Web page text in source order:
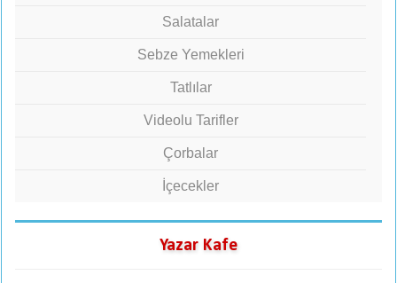
Salatalar
Sebze Yemekleri
Tatlılar
Videolu Tarifler
Çorbalar
İçecekler
Yazar Kafe